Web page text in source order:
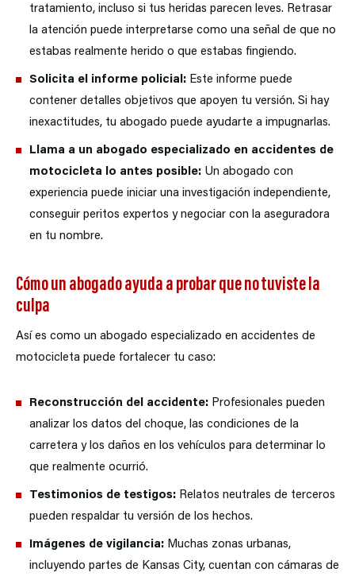
tratamiento, incluso si tus heridas parecen leves. Retrasar
la atención puede interpretarse como una señal de que no
estabas realmente herido o que estabas fingiendo.
Solicita el informe policial: Este informe puede
contener detalles objetivos que apoyen tu versión. Si hay
inexactitudes, tu abogado puede ayudarte a impugnarlas.
Llama a un abogado especializado en accidentes de
motocicleta lo antes posible: Un abogado con
experiencia puede iniciar una investigación independiente,
conseguir peritos expertos y negociar con la aseguradora
en tu nombre.
Cómo un abogado ayuda a probar que no tuviste la
culpa
Así es como un abogado especializado en accidentes de
motocicleta puede fortalecer tu caso:
Reconstrucción del accidente: Profesionales pueden
analizar los datos del choque, las condiciones de la
carretera y los daños en los vehículos para determinar lo
que realmente ocurrió.
Testimonios de testigos: Relatos neutrales de terceros
pueden respaldar tu versión de los hechos.
Imágenes de vigilancia: Muchas zonas urbanas,
incluyendo partes de Kansas City, cuentan con cámaras de